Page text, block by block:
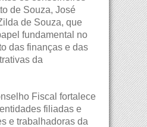
de Souza, José
de Souza, que
fundamental no
das finanças e das
da
Fiscal fortalece
filiadas e
e trabalhadoras da